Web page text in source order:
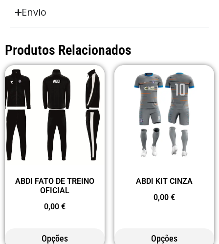
Envio
Produtos Relacionados
ABDI FATO DE TREINO
OFICIAL
0,00 €
Opções
ABDI KIT CINZA
0,00 €
Opções